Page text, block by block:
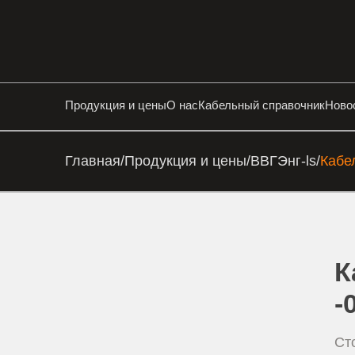
Продукция и ценыО насКабельный справочник
Главная/Продукция и цены/ВВГЭнг-ls/
-